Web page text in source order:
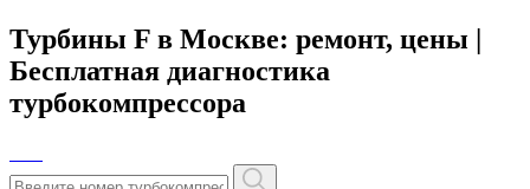
Турбины F в Москве: ремонт, цены |
Бесплатная диагностика
турбокомпрессора